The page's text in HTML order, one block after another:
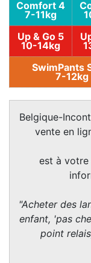
Comfort 4
7-11kg
Up & Go 5
10-14kg
SwimPants
7-12kg
Belgique-
vente en
est à
"Acheter des
enfant, 'pas
point